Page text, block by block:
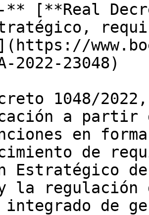
** [**Real
2022-23048)
1048/
a partir
en
de
Estratégico
y la
integrado de